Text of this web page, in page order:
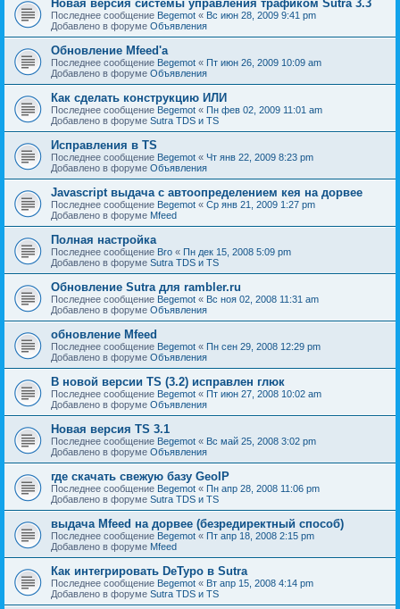
Новая версия системы управления трафиком Sutra 3.3
Последнее сообщение Begemot « Вс июн 28, 2009 9:41 pm
Добавлено в форуме Объявления
Обновление Mfeed'а
Последнее сообщение Begemot « Пт июн 26, 2009 10:09 am
Добавлено в форуме Объявления
Как сделать конструкцию ИЛИ
Последнее сообщение Begemot « Пн фев 02, 2009 11:01 am
Добавлено в форуме Sutra TDS и TS
Исправления в TS
Последнее сообщение Begemot « Чт янв 22, 2009 8:23 pm
Добавлено в форуме Объявления
Javascript выдача с автоопределением кея на дорвее
Последнее сообщение Begemot « Ср янв 21, 2009 1:27 pm
Добавлено в форуме Mfeed
Полная настройка
Последнее сообщение Bro « Пн дек 15, 2008 5:09 pm
Добавлено в форуме Sutra TDS и TS
Обновление Sutra для rambler.ru
Последнее сообщение Begemot « Вс ноя 02, 2008 11:31 am
Добавлено в форуме Объявления
обновление Mfeed
Последнее сообщение Begemot « Пн сен 29, 2008 12:29 pm
Добавлено в форуме Объявления
В новой версии TS (3.2) исправлен глюк
Последнее сообщение Begemot « Пт июн 27, 2008 10:02 am
Добавлено в форуме Объявления
Новая версия TS 3.1
Последнее сообщение Begemot « Вс май 25, 2008 3:02 pm
Добавлено в форуме Объявления
где скачать свежую базу GeoIP
Последнее сообщение Begemot « Пн апр 28, 2008 11:06 pm
Добавлено в форуме Sutra TDS и TS
выдача Mfeed на дорвее (безредиректный способ)
Последнее сообщение Begemot « Пт апр 18, 2008 2:15 pm
Добавлено в форуме Mfeed
Как интегрировать DeTypo в Sutra
Последнее сообщение Begemot « Вт апр 15, 2008 4:14 pm
Добавлено в форуме Sutra TDS и TS